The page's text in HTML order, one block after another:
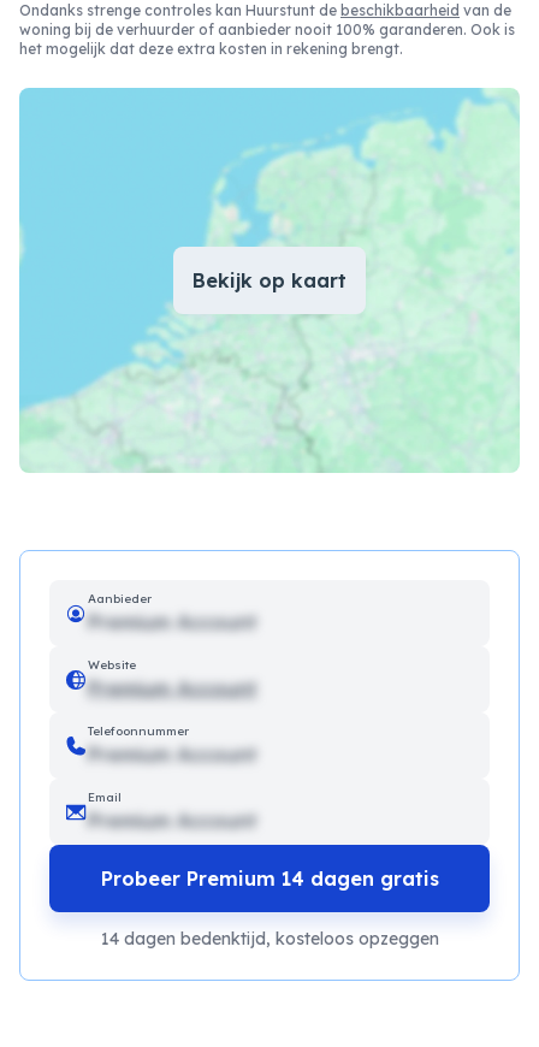
Ondanks strenge controles kan Huurstunt de beschikbaarheid van de
woning bij de verhuurder of aanbieder nooit 100% garanderen. Ook is
het mogelijk dat deze extra kosten in rekening brengt.
Aanbieder
Premium Account
Website
Premium Account
Telefoonnummer
Premium Account
Email
Premium Account
Probeer Premium 14 dagen gratis
14 dagen bedenktijd, kosteloos opzeggen
Bekijk op kaart